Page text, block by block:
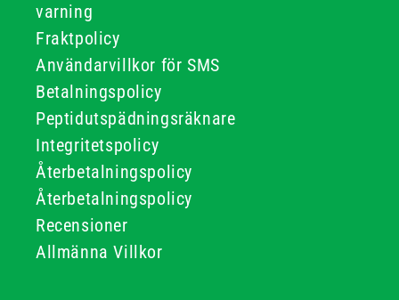
varning
Fraktpolicy
Användarvillkor för SMS
Betalningspolicy
Peptidutspädningsräknare
Integritetspolicy
Återbetalningspolicy
Återbetalningspolicy
Recensioner
Allmänna Villkor